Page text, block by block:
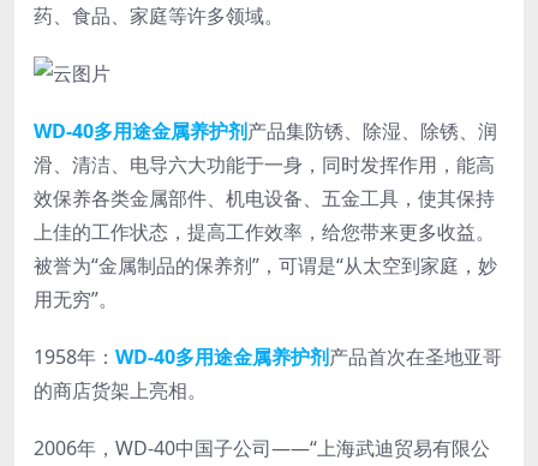
药、食品、家庭等许多领域。
WD-40多用途金属养护剂产品集防锈、除湿、除锈、润
滑、清洁、电导六大功能于一身，同时发挥作用，能高
效保养各类金属部件、机电设备、五金工具，使其保持
上佳的工作状态，提高工作效率，给您带来更多收益。
被誉为“金属制品的保养剂”，可谓是“从太空到家庭，妙
用无穷”。
1958年： WD-40多用途金属养护剂产品首次在圣地亚哥
的商店货架上亮相。
2006年，WD-40中国子公司——“上海武迪贸易有限公